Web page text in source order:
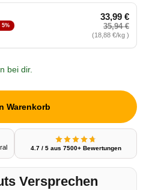
18,88 €/kg , statt 35,94 €
5%
33,99 €
35,94 €
(18,88 €/kg )
bei dir.
Warenkorb
4.7 / 5 aus 7500+ Bewertungen
Versprechen